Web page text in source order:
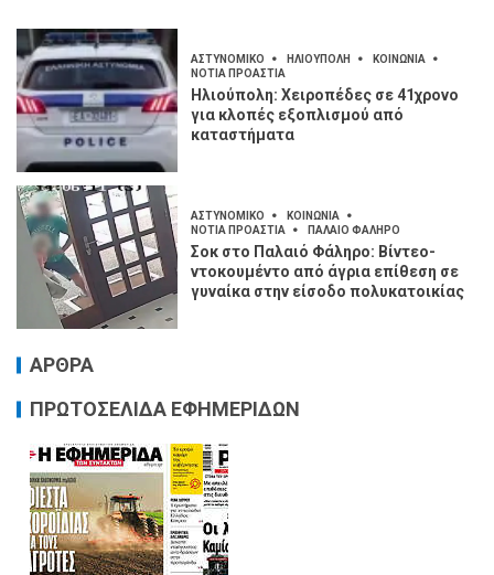
ΑΣΤΥΝΟΜΙΚΟ ΗΛΙΟΥΠΟΛΗ
ΚΟΙΝΩΝΙΑ
ΝΟΤΙΑ ΠΡΟΑΣΤΙΑ
Ηλιούπολη: Χειροπέδες σε 41χρονο
για κλοπές εξοπλισμού από
καταστήματα
ΑΣΤΥΝΟΜΙΚΟ
ΚΟΙΝΩΝΙΑ
ΝΟΤΙΑ ΠΡΟΑΣΤΙΑ
ΠΑΛΑΙΟ ΦΑΛΗΡΟ
Σοκ στο Παλαιό Φάληρο: Βίντεο-
ντοκουμέντο από άγρια επίθεση σε
γυναίκα στην είσοδο πολυκατοικίας
ΑΡΘΡΑ
ΠΡΩΤΟΣΕΛΙΔΑ ΕΦΗΜΕΡΙΔΩΝ